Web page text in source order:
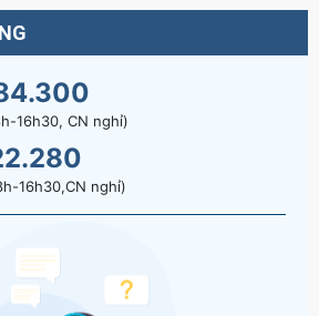
16h30, CN nghỉ)
16h30,CN nghỉ)